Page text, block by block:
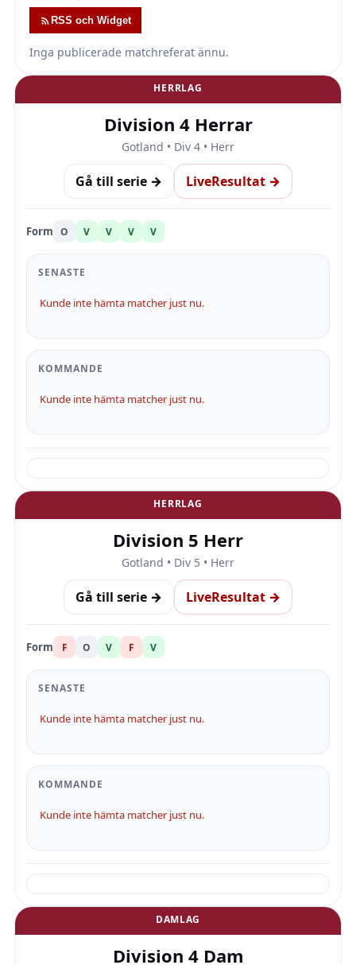
RSS och Widget
Inga publicerade matchreferat ännu.
HERRLAG
Division 4 Herrar
Gotland • Div 4 • Herr
Gå till serie → LiveResultat →
Form O V V V V
SENASTE
Kunde inte hämta matcher just nu.
KOMMANDE
Kunde inte hämta matcher just nu.
HERRLAG
Division 5 Herr
Gotland • Div 5 • Herr
Gå till serie → LiveResultat →
Form F O V F V
SENASTE
Kunde inte hämta matcher just nu.
KOMMANDE
Kunde inte hämta matcher just nu.
DAMLAG
Division 4 Dam